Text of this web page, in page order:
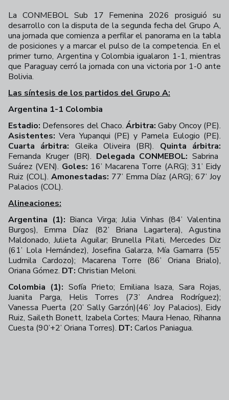
La CONMEBOL Sub 17 Femenina 2026 prosiguió su
desarrollo con la disputa de la segunda fecha del Grupo A,
una jornada que comienza a perfilar el panorama en la tabla
de posiciones y a marcar el pulso de la competencia. En el
primer turno, Argentina y Colombia igualaron 1-1, mientras
que Paraguay cerró la jornada con una victoria por 1-0 ante
Bolivia.
Las síntesis de los partidos del Grupo A:
Argentina 1-1 Colombia
Estadio: Defensores del Chaco.Árbitra: Gaby Oncoy (PE).
Asistentes: Vera Yupanqui (PE) y Pamela Eulogio (PE).
Cuarta árbitra: Gleika Oliveira (BR). Quinta árbitra:
Fernanda Kruger (BR). Delegada CONMEBOL: Sabrina
Suárez (VEN). Goles: 16’ Macarena Torre (ARG); 31’ Eidy
Ruiz (COL). Amonestadas: 77’ Emma Díaz (ARG); 67’ Joy
Palacios (COL).
Alineaciones:
Argentina (1): Bianca Virga; Julia Vinhas (84’ Valentina
Burgos), Emma Díaz (82’ Briana Lagartera), Agustina
Maldonado, Julieta Aguilar; Brunella Pilati, Mercedes Diz
(61’ Lola Hernández), Josefina Galarza, Mía Gamarra (55’
Ludmila Cardozo); Macarena Torre (86’ Oriana Brialo),
Oriana Gómez. DT: Christian Meloni.
Colombia (1): Sofía Prieto; Emiliana Isaza, Sara Rojas,
Juanita Parga, Helis Torres (73’ Andrea Rodríguez);
Vanessa Puerta (20’ Sally Garzón)(46’ Joy Palacios), Eidy
Ruiz, Saileth Bonett, Izabela Cortes; Maura Henao, Rihanna
Cuesta (90’+2’ Oriana Torres). DT: Carlos Paniagua.